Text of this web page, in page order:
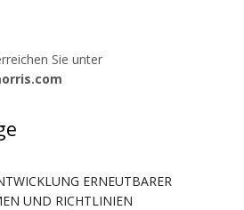
Sie unter
ERNEUTBARER
UND RICHTLINIEN